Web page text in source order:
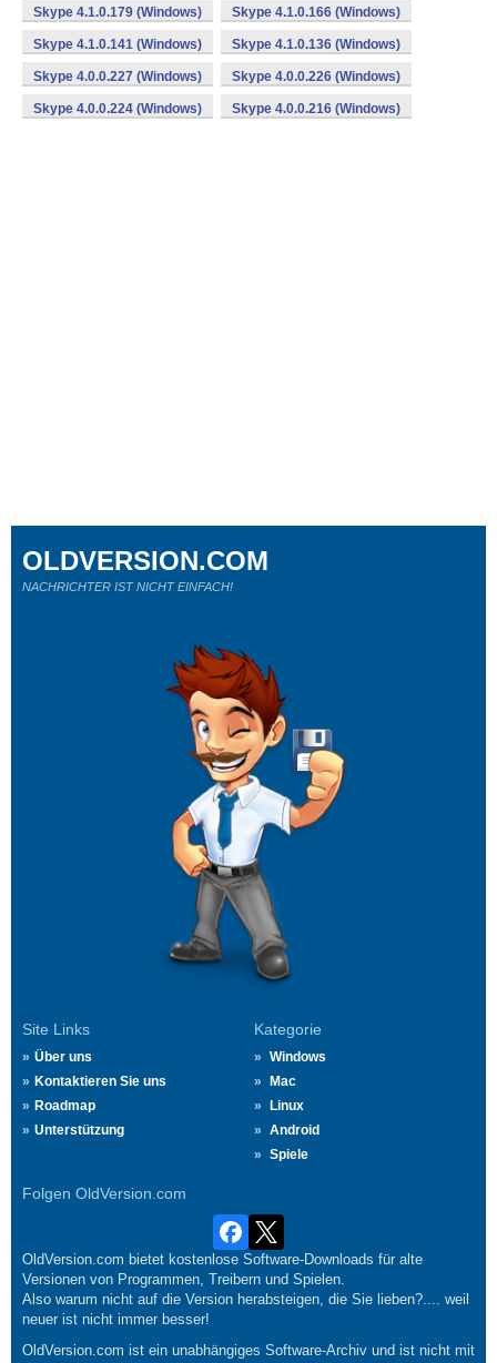
Skype 4.1.0.179 (Windows) Skype 4.1.0.166 (Windows)
Skype 4.1.0.141 (Windows) Skype 4.1.0.136 (Windows)
Skype 4.0.0.227 (Windows) Skype 4.0.0.226 (Windows)
Skype 4.0.0.224 (Windows) Skype 4.0.0.216 (Windows)
Site Links
Über uns
Kontaktieren Sie uns
Roadmap
Unterstützung
Kategorie
Windows
Mac
Linux
Android
Spiele
Folgen OldVersion.com
OLDVERSION.COM
NACHRICHTER IST NICHT EINFACH!
OldVersion.com bietet kostenlose Software-Downloads für alte
Versionen von Programmen, Treibern und Spielen.
Also warum nicht auf die Version herabsteigen, die Sie lieben?.... weil
neuer ist nicht immer besser!
OldVersion.com ist ein unabhängiges Software-Archiv und ist nicht mit